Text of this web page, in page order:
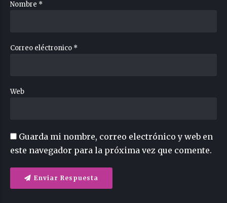
Nombre *
Correo eléctronico *
Web
Guarda mi nombre, correo electrónico y web en
este navegador para la próxima vez que comente.
Enviar Respuesta